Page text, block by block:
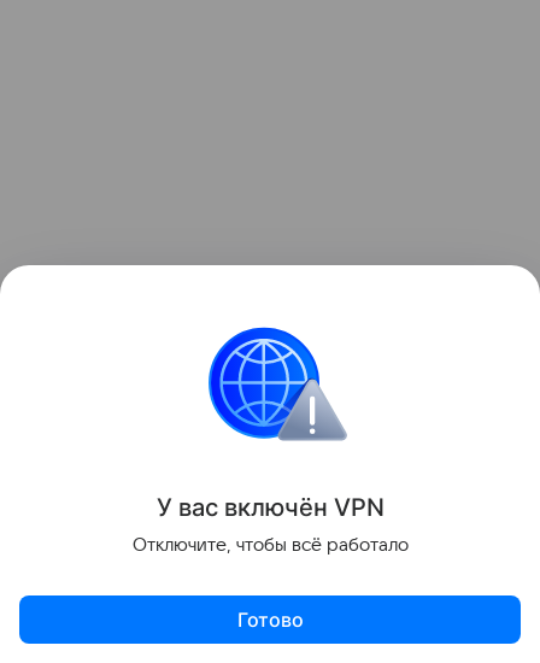
— заниматься генеральной уборкой дома, чтобы
не навлечь финансовые проблемы;
— занимать деньги или самому брать их в долг,
— вести громкие разговоры, ссоры, споры
представлениям, излишняя шумность в этот день
могла отпугнуть удачу и благополучие.
У вас включён VPN
Отключите, чтобы всё работало
Готово